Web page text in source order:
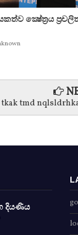
ක්‍ෂේත්‍රය
tmd
දියණිය